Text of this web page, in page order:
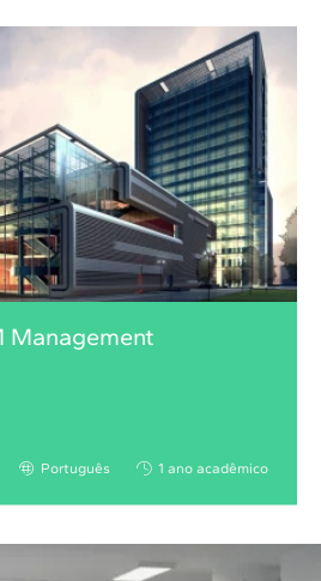
Management
Português 1 ano acadêmico